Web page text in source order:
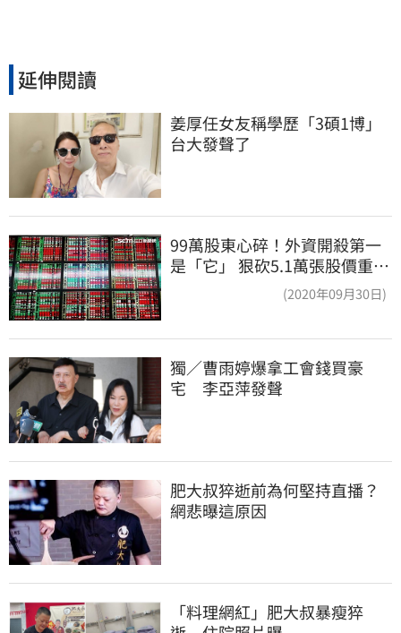
延伸閱讀
姜厚任女友稱學歷「3碩1博」
台大發聲了
99萬股東心碎！外資開殺第一
是「它」 狠砍5.1萬張股價重挫
(2020年09月30日)
獨／曹雨婷爆拿工會錢買豪
宅　李亞萍發聲
肥大叔猝逝前為何堅持直播？
網悲曝這原因
「料理網紅」肥大叔暴瘦猝